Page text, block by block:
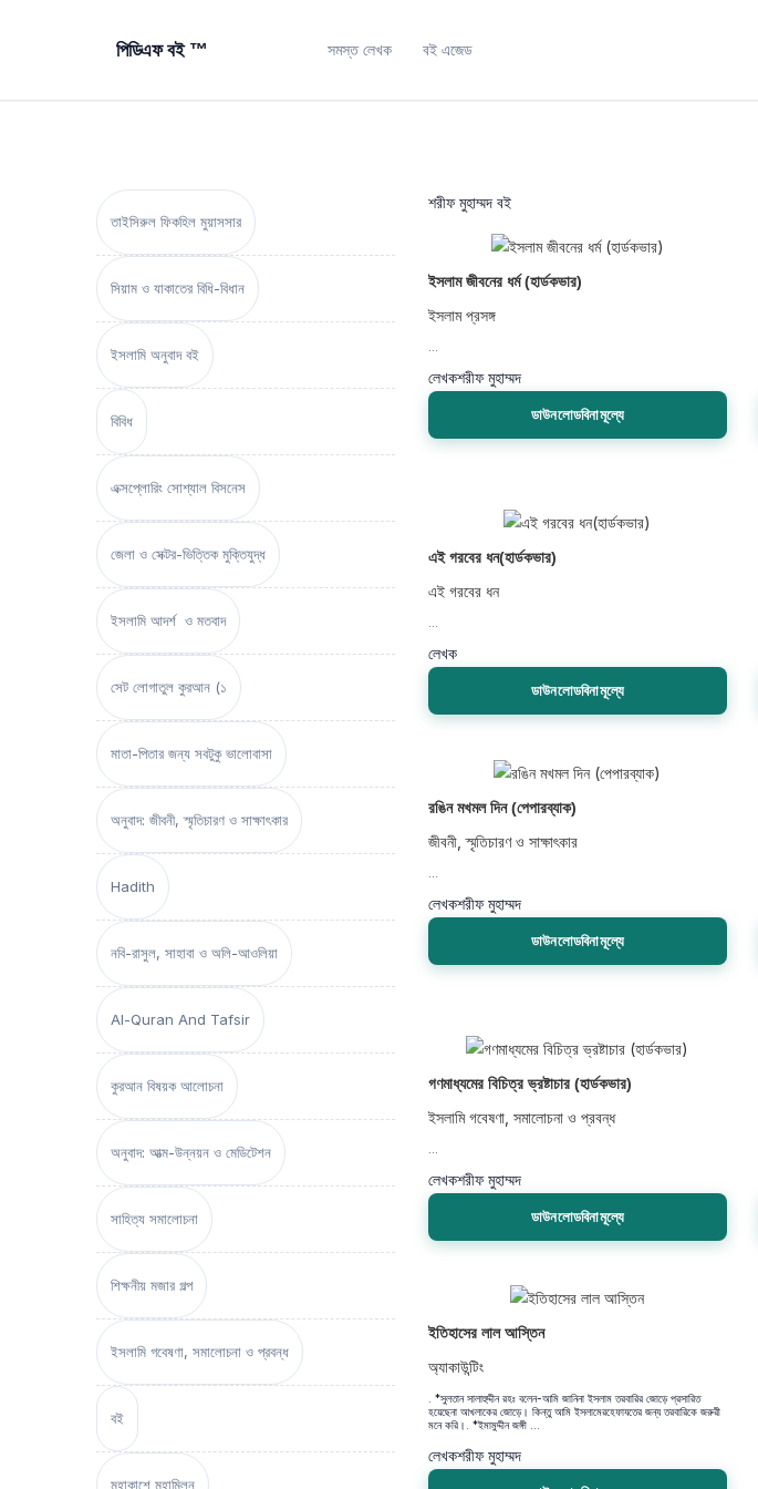
পিডিএফ বই ™ সমস্ত লেখক বই এজেড
তাইসিরুল ফিকহিল মুয়াসসার
সিয়াম ও যাকাতের বিধি-বিধান
ইসলামি অনুবাদ বই
বিবিধ
এক্সপ্লোরিং সোশ্যাল বিসনেস
জেলা ও সেক্টর-ভিত্তিক মুক্তিযুদ্ধ
ইসলামি আদর্শ ও মতবাদ
সেট লোগাতুল কুরআন (১
মাতা-পিতার জন্য সবটুকু ভালোবাসা
অনুবাদ: জীবনী, স্মৃতিচারণ ও সাক্ষাৎকার
Hadith
নবি-রাসুল, সাহাবা ও অলি-আওলিয়া
Al-Quran And Tafsir
কুরআন বিষয়ক আলোচনা
অনুবাদ: আত্ম-উন্নয়ন ও মেডিটেশন
সাহিত্য সমালোচনা
শিক্ষনীয় মজার গল্প
ইসলামি গবেষণা, সমালোচনা ও প্রবন্ধ
বই
মহাকাশে মহামিলন
শরীফ মুহাম্মদ বই
ইসলাম জীবনের ধর্ম (হার্ডকভার)
ইসলাম প্রসঙ্গ
লেখকশরীফ মুহাম্মদ
ডাউনলোডবিনামূল্যে
এই গরবের ধন(হার্ডকভার)
এই গরবের ধন
লেখক
ডাউনলোডবিনামূল্যে
রঙিন মখমল দিন (পেপারব্যাক)
জীবনী, স্মৃতিচারণ ও সাক্ষাৎকার
লেখকশরীফ মুহাম্মদ
ডাউনলোডবিনামূল্যে
গণমাধ্যমের বিচিত্র ভ্রষ্টাচার (হার্ডকভার)
ইসলামি গবেষণা, সমালোচনা ও প্রবন্ধ
লেখকশরীফ মুহাম্মদ
ডাউনলোডবিনামূল্যে
ইতিহাসের লাল আস্তিন
অ্যাকাউন্টিং
. *সুলতান সালাহুদ্দীন রহঃ বলেন-আমি জানিনা ইসলাম তরবারির জোড়ে প্রসারিত
হয়েছেনা আখলাকের জোড়ে। কিন্তু আমি ইসলামেরহেফাযতের জন্য তরবারিকে জরুরী
মনে করি।. *ইমামুদ্দীন জঙ্গী ...
লেখকশরীফ মুহাম্মদ